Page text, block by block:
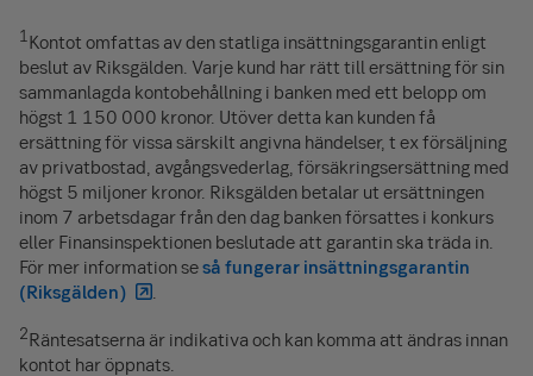
1 Kontot omfattas av den statliga insättningsgarantin enligt
beslut av Riksgälden. Varje kund har rätt till ersättning för sin
sammanlagda kontobehållning i banken med ett belopp om
högst 1 150 000 kronor. Utöver detta kan kunden få
ersättning för vissa särskilt angivna händelser, t ex försäljning
av privatbostad, avgångsvederlag, försäkrings­ersättning med
högst 5 miljoner kronor. Riksgälden betalar ut ersättningen
inom 7 arbetsdagar från den dag banken försattes i konkurs
eller Finansinspektionen beslutade att garantin ska träda in.
För mer information seså fungerar insättningsgarantin
(Riksgälden)
2Räntesatserna är indikativa och kan komma att ändras innan
kontot har öppnats.